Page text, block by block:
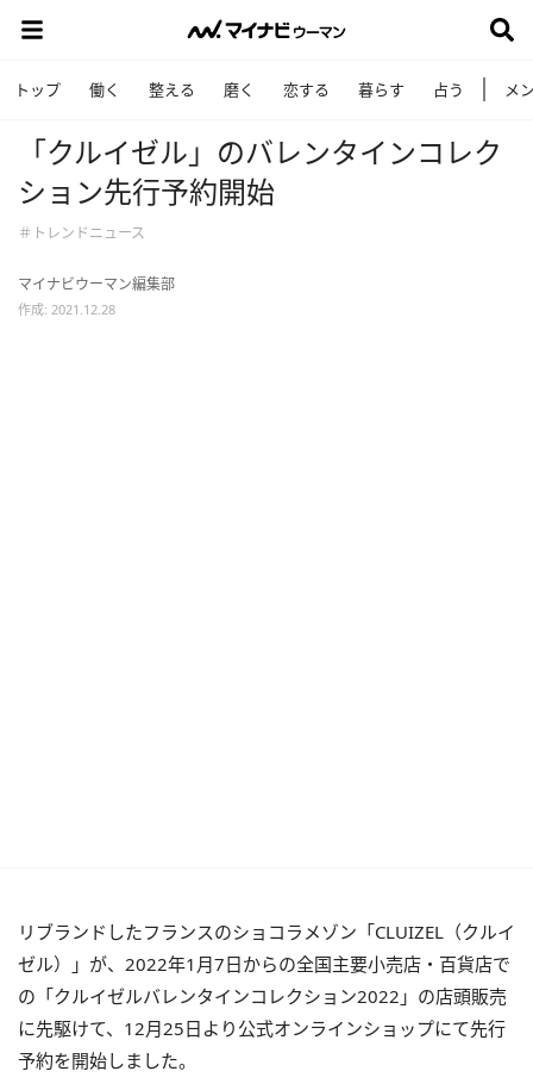
トップ 働く 整える 磨く 恋する 暮らす 占う メ
「クルイゼル」のバレンタインコレク
ション先行予約開始
＃トレンドニュース
マイナビウーマン編集部
作成: 2021.12.28
リブランドしたフランスのショコラメゾン「CLUIZEL（クルイ
ゼル）」が、2022年1月7日からの全国主要小売店・百貨店で
の「クルイゼルバレンタインコレクション2022」の店頭販売
に先駆けて、12月25日より公式オンラインショップにて先行
予約を開始しました。